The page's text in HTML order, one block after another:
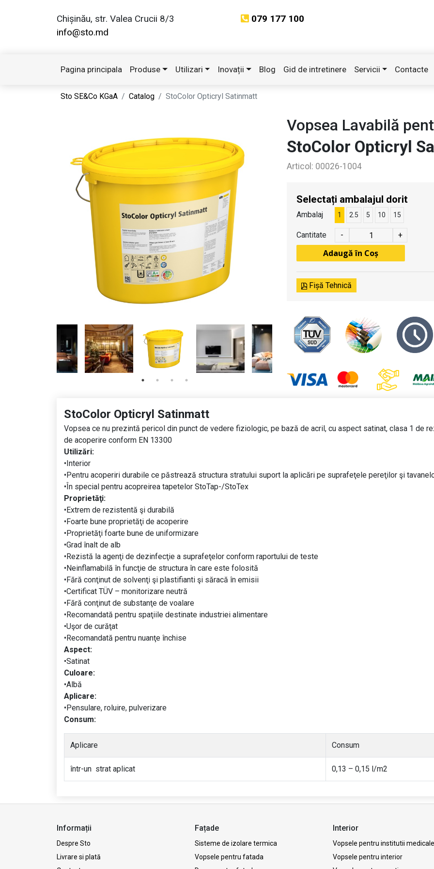
Chișinău, str. Valea Crucii 8/3
info@sto.md
079 177 100
Pagina principala Produse Utilizari Inovații Blog Gid de intretinere Servicii Contacte
Sto SE&Co KGaA Catalog StoColor Opticryl Satinmatt
Vopsea Lavabilă
StoColor Opticryl
Articol: 00026-1004
Selectați ambalajul dorit
Ambalaj 1 2.5 5 10 15
Cantitate - +
Adaugă în Coș
Fișă Tehnică
StoColor Opticryl Satinmatt
Vopsea ce nu prezintă pericol din punct de vedere fiziologic, pe bază de acril, cu aspect satinat, clasa 1 de
de acoperire conform EN 13300
Utilizări:
•Interior
•Pentru acoperiri durabile ce păstrează structura stratului suport la aplicări pe suprafeţele pereţilor şi
•În special pentru acopreirea tapetelor StoTap-/StoTex
Proprietăţi:
•Extrem de rezistentă şi durabilă
•Foarte bune proprietăţi de acoperire
•Proprietăţi foarte bune de uniformizare
•Grad înalt de alb
•Rezistă la agenţi de dezinfecţie a suprafeţelor conform raportului de teste
•Neinflamabilă în funcţie de structura în care este folosită
•Fără conţinut de solvenţi şi plastifianti şi săracă în emisii
•Certificat TÜV – monitorizare neutră
•Fără conţinut de substanţe de voalare
•Recomandată pentru spaţiile destinate industriei alimentare
•Uşor de curăţat
•Recomandată pentru nuanţe închise
Aspect:
•Satinat
Culoare:
•Albă
Aplicare:
•Pensulare, roluire, pulverizare
Consum:
Aplicare Consum
într-un strat aplicat 0,13 – 0,15 l/m2
Informații
Despre Sto
Livrare si plată
Fațade
Sisteme de izolare termica
Vopsele pentru fatada
Interior
Vopsele pentru institutii medicale
Vopsele pentru interior